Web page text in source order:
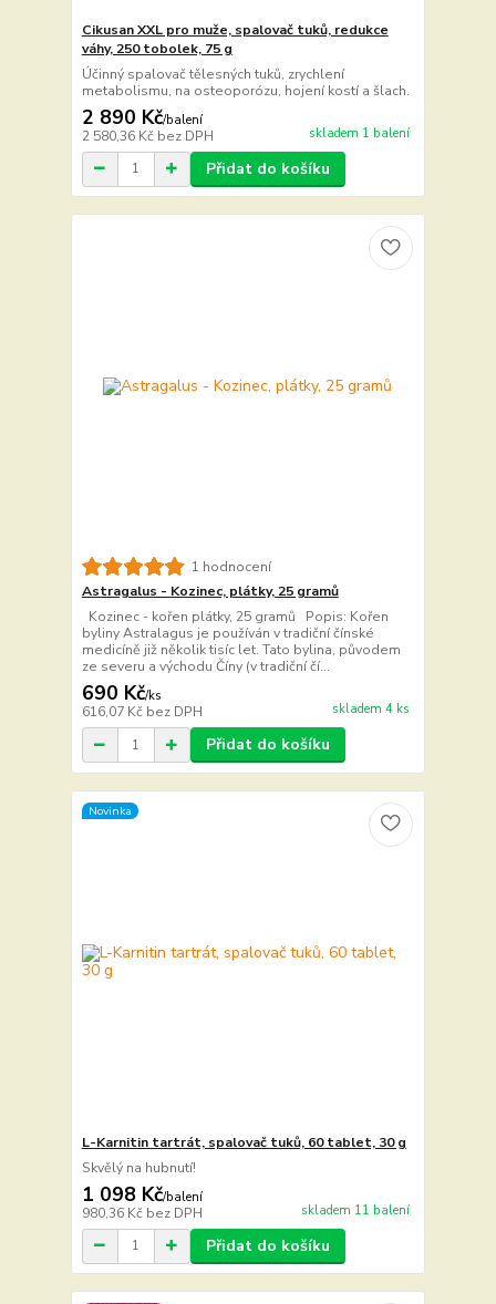
Cikusan XXL pro muže, spalovač tuků, redukce
váhy, 250 tobolek, 75 g
Účinný spalovač tělesných tuků, zrychlení
metabolismu, na osteoporózu, hojení kostí a šlach.
2 890 Kč/balení
2 580,36 Kč bez DPH skladem 1 balení
Přidat do košíku
1 hodnocení
Astragalus - Kozinec, plátky, 25 gramů
Kozinec - kořen plátky, 25 gramů Popis: Kořen
byliny Astralagus je používán v tradiční čínské
medicíně již několik tisíc let. Tato bylina, původem
ze severu a východu Číny (v tradiční čí...
690 Kč/ks
616,07 Kč bez DPH skladem 4 ks
Přidat do košíku
Novinka
L-Karnitin tartrát, spalovač tuků, 60 tablet, 30 g
Skvělý na hubnutí!
1 098 Kč/balení
980,36 Kč bez DPH skladem 11 balení
Přidat do košíku